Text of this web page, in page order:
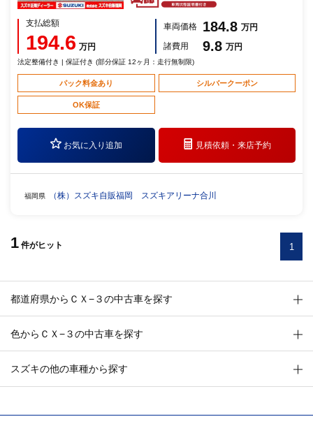
支払総額
194.6 万円
車両価格 184.8 万円
諸費用
9.8 万円
法定整備付き | 保証付き (部分保証 12ヶ月：走行無制限)
パック料金あり シルバークーポン
OK保証
お気に入り追加 見積依頼・来店予約
福岡県 （株）スズキ自販福岡 スズキアリーナ合川
1 件がヒット 1
都道府県からＣＸ−３の中古車を探す
色からＣＸ−３の中古車を探す
スズキの他の車種から探す